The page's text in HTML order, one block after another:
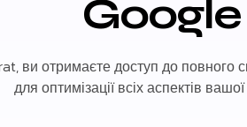
ви отримаєте доступ до повного
для оптимізації всіх аспектів